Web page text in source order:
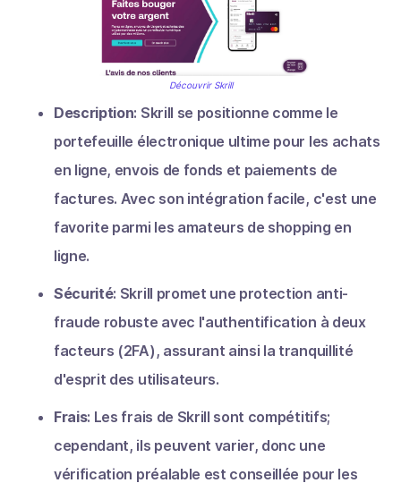
Découvrir Skrill
Description: Skrill se positionne comme le
portefeuille électronique ultime pour les achats
en ligne, envois de fonds et paiements de
factures. Avec son intégration facile, c'est une
favorite parmi les amateurs de shopping en
ligne.
Sécurité: Skrill promet une protection anti-
fraude robuste avec l'authentification à deux
facteurs (2FA), assurant ainsi la tranquillité
d'esprit des utilisateurs.
Frais: Les frais de Skrill sont compétitifs;
cependant, ils peuvent varier, donc une
vérification préalable est conseillée pour les